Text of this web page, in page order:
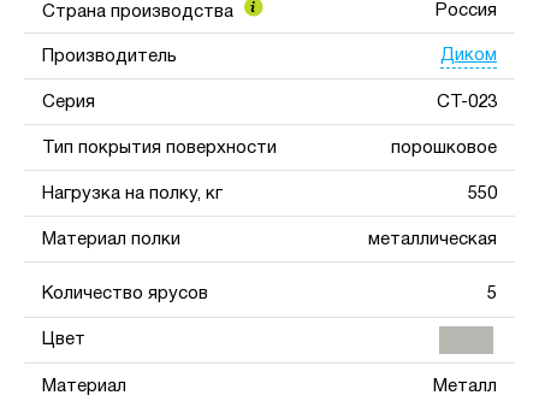
Страна производства Россия
Производитель Диком
Серия СТ-023
Тип покрытия поверхности порошковое
Нагрузка на полку, кг 550
Материал полки металлическая
Количество ярусов 5
Цвет
Материал Металл